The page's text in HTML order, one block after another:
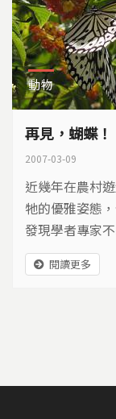
動物
再見，蝴蝶
2007-03-09
近幾年在農村
牠的優雅姿態
發現學者專家
的求救訊號。
的那樣美麗而
閱讀更多